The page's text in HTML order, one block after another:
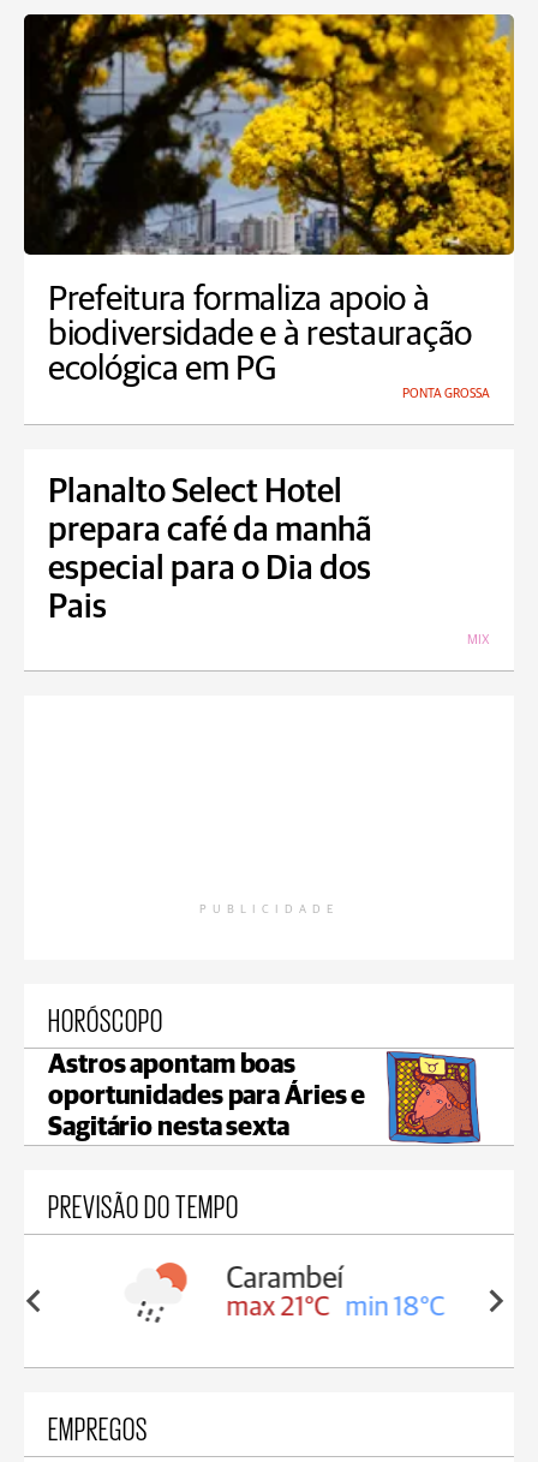
Prefeitura formaliza apoio à
biodiversidade e à restauração
ecológica em PG
PONTA GROSSA
Planalto Select Hotel
prepara café da manhã
especial para o Dia dos
Pais
MIX
PUBLICIDADE
HORÓSCOPO
Astros apontam boas
oportunidades para Áries e
Sagitário nesta sexta
PREVISÃO DO TEMPO
18°C
Carambeí
max 21°C min 18°C
EMPREGOS